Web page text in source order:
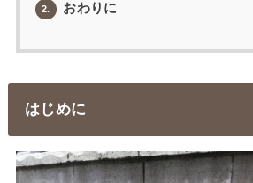
2. おわりに
はじめに